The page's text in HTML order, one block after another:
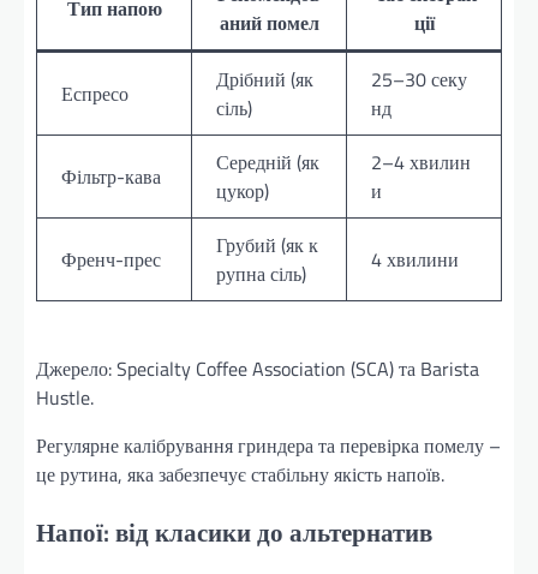
Тип напою
аний помел
ції
Еспресо
Дрібний (як
сіль)
25–30 секу
нд
Фільтр-кава
Середній (як
цукор)
2–4 хвилин
и
Френч-прес
Грубий (як к
рупна сіль)
4 хвилини
Джерело: Specialty Coffee Association (SCA) та Barista
Hustle.
Регулярне калібрування гриндера та перевірка помелу –
це рутина, яка забезпечує стабільну якість напоїв.
Напої: від класики до альтернатив